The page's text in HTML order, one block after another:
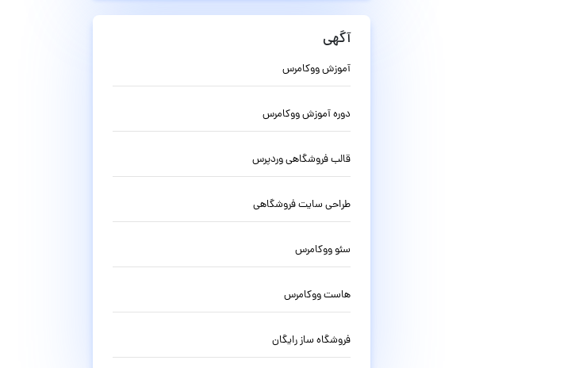
آگهی
آموزش ووکامرس
دوره آموزش ووکامرس
قالب فروشگاهی وردپرس
طراحی سایت فروشگاهی
سئو ووکامرس
هاست ووکامرس
فروشگاه ساز رایگان